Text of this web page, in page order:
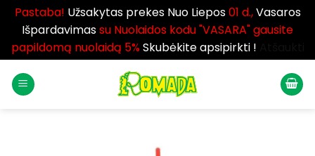
Pastaba! Užsakytas prekes Nuo Liepos01 d.,Vasaros
Išpardavimassu Nuolaidos kodu "VASARA" gausite
papildomą nuolaidą 5%Skubėkite apsipirkti !